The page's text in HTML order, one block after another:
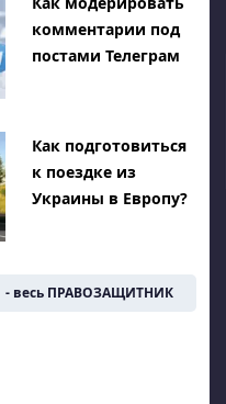
комментарии под
постами Телеграм
Как подготовиться
к поездке из
Украины в Европу?
- весь ПРАВОЗАЩИТНИК